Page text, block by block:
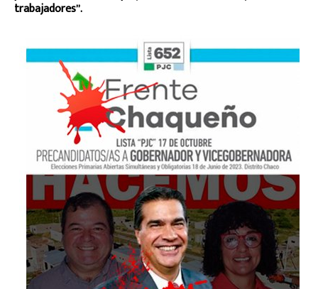
trabajadores”.